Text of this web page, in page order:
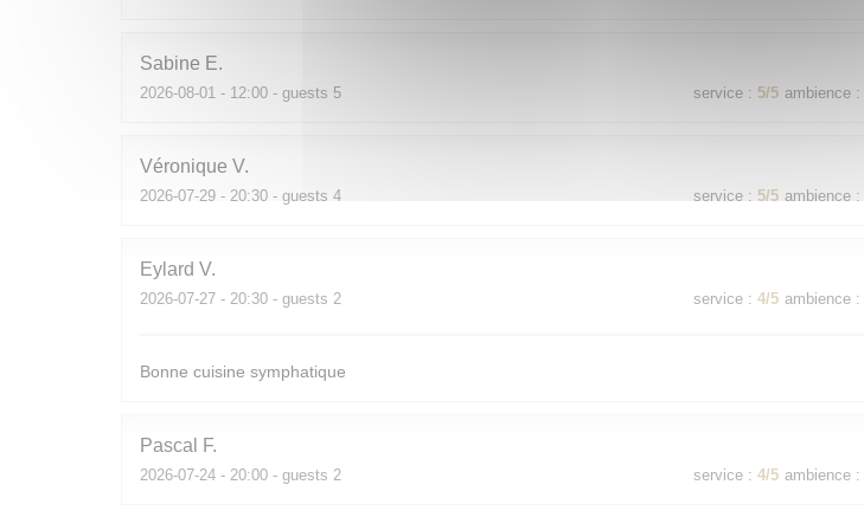
Sabine E
2026-08-01 - 12:00 - guests 5 service : 5/5 ambience :
Véronique V
2026-07-29 - 20:30 - guests 4 service : 5/5 ambience :
Eylard V
2026-07-27 - 20:30 - guests 2 service : 4/5 ambience :
Bonne cuisine symphatique
Pascal F
2026-07-24 - 20:00 - guests 2 service : 4/5 ambience :